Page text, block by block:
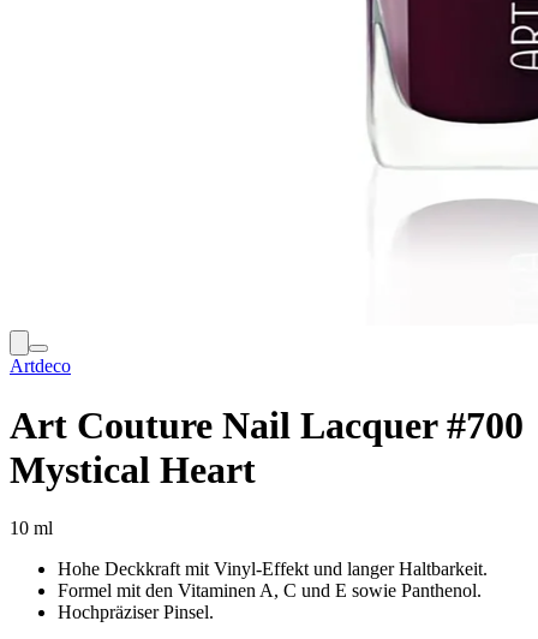
Artdeco
Art Couture Nail Lacquer #700
Mystical Heart
10 ml
Hohe Deckkraft mit Vinyl-Effekt und langer Haltbarkeit.
Formel mit den Vitaminen A, C und E sowie Panthenol.
Hochpräziser Pinsel.